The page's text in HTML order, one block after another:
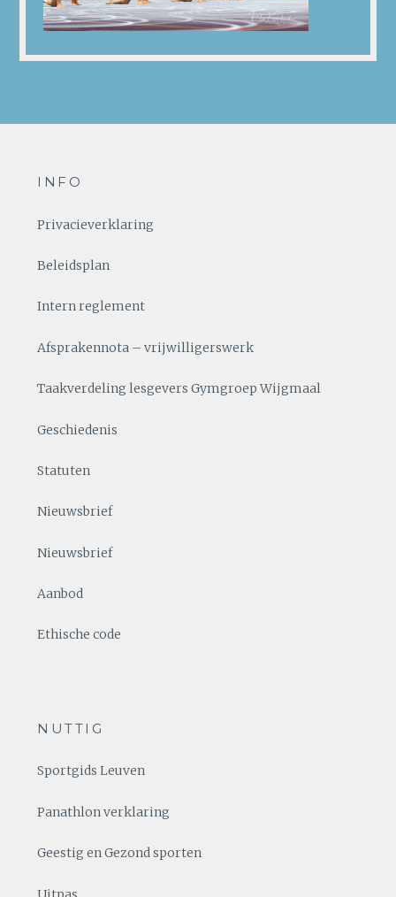
INFO
Privacieverklaring
Beleidsplan
Intern reglement
Afsprakennota – vrijwilligerswerk
Taakverdeling lesgevers Gymgroep Wijgmaal
Geschiedenis
Statuten
Nieuwsbrief
Nieuwsbrief
Aanbod
Ethische code
NUTTIG
Sportgids Leuven
Panathlon verklaring
Geestig en Gezond sporten